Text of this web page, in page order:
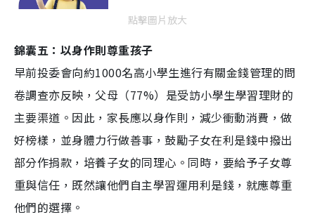
點擊圖片放大
錦囊五：以身作則尊重孩子
早前投委會向約1000名高小學生進行有關金錢管理的問
卷調查亦反映，父母（77%）是受訪小學生學習理財的
主要渠道。因此，家長應以身作則，減少衝動消費，做
好榜樣，並身體力行做善事，鼓勵子女在利是錢中撥出
部分作捐款，培養子女的同理心。同時，要給予子女尊
重與信任，既然讓他們自主學習運用利是錢，就應尊重
他們的選擇。